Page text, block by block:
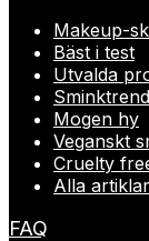
Makeup-
Bäst i test
Utvalda
Mogen hy
Veganskt
Cruelty
Alla artiklar
FAQ